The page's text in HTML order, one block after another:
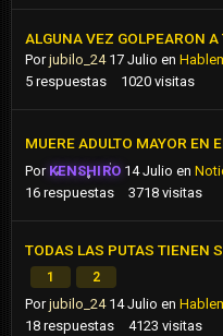
ALGUNA VEZ GOLPEARON
Porjubilo_24 17 Julio en
5 respuestas 1020 visitas
MUERE ADULTO MAYOR EN
Por KENSHIRO 14 Julio en
16 respuestas 3718 visitas
TODAS LAS PUTAS TIENEN
1 2
Porjubilo_24 14 Julio en
18 respuestas 4123 visitas